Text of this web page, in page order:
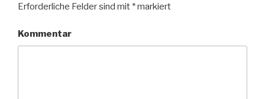
Erforderliche Felder sind mit *markiert
Kommentar